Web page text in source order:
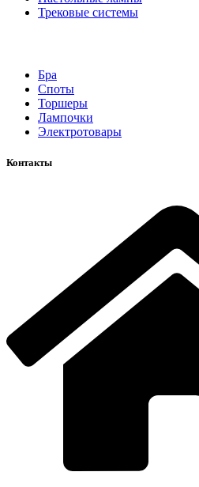
Трековые системы
Бра
Споты
Торшеры
Лампочки
Электротовары
Контакты